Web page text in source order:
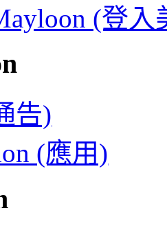
(登入
告)
(應用)